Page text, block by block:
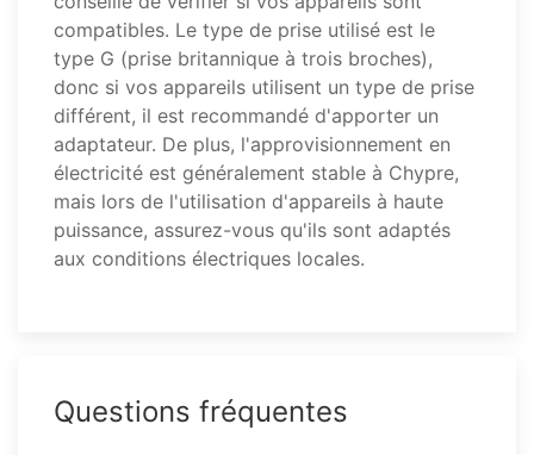
compatibles. Le type de prise utilisé est le
type G (prise britannique à trois broches),
donc si vos appareils utilisent un type de prise
différent, il est recommandé d'apporter un
adaptateur. De plus, l'approvisionnement en
électricité est généralement stable à Chypre,
mais lors de l'utilisation d'appareils à haute
puissance, assurez-vous qu'ils sont adaptés
aux conditions électriques locales.
Questions fréquentes